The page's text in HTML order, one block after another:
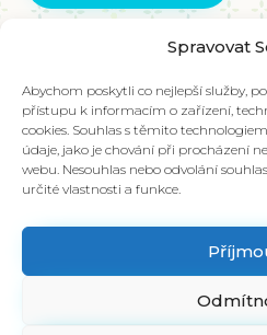
Spravovat
Abychom poskytli co nejlepší služby,
přístupu k informacím o zařízení,
cookies. Souhlas s těmito
údaje, jako je chování při procházení
webu. Nesouhlas nebo odvolání
určité vlastnosti a funkce.
Kontaktujte nás
Nadace Pangea, Rohanské
186 00 Praha 8
V případě zájmu o
kontaktujte kolegy na
Položit dotaz